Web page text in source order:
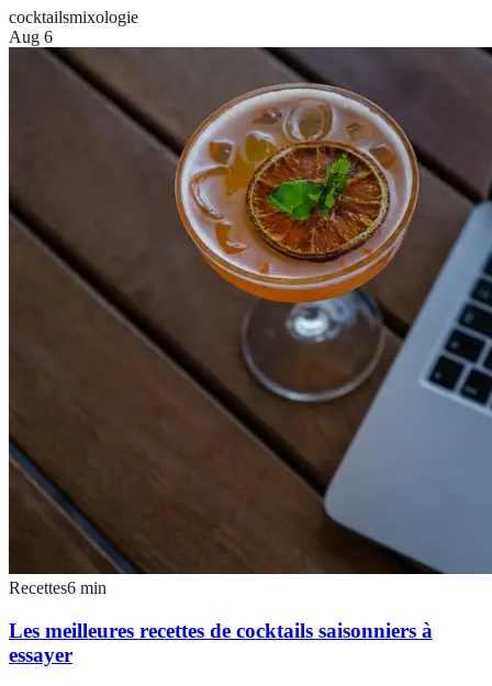
cocktailsmixologie
Aug 6
Recettes6 min
Les meilleures recettes de cocktails saisonniers à
essayer